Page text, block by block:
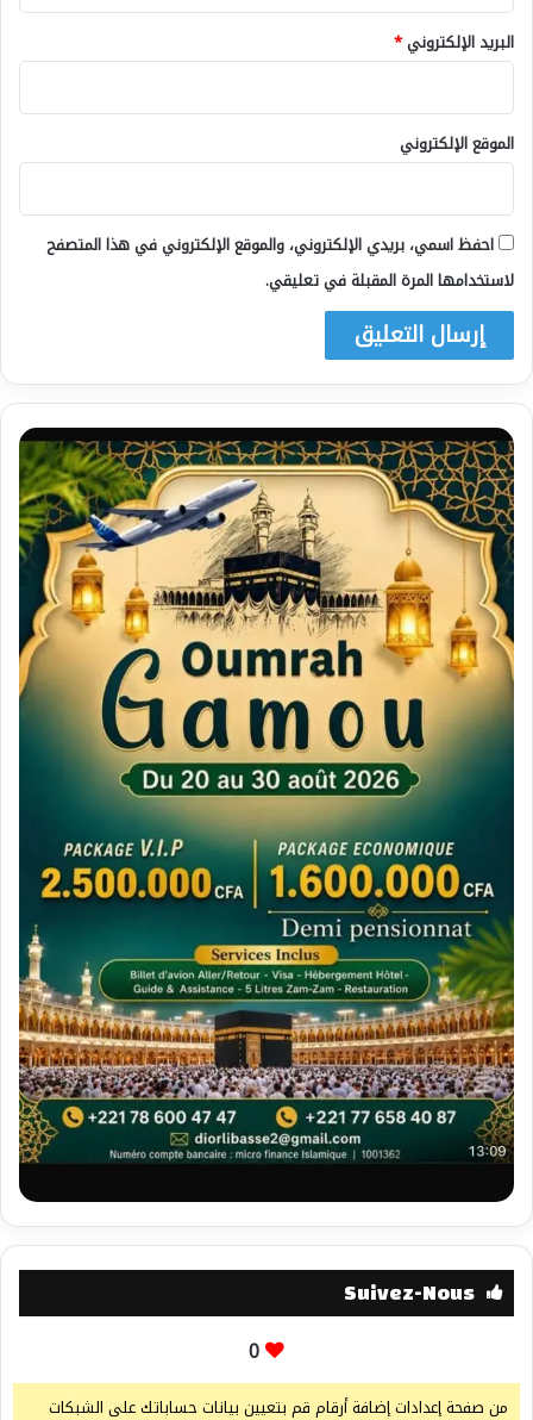
البريد الإلكتروني*
الموقع الإلكتروني
احفظ اسمي، بريدي الإلكتروني، والموقع الإلكتروني في هذا المتصفح
لاستخدامها المرة المقبلة في تعليقي.
Suivez-Nous
0
من صفحة إعدادات إضافة أرقام قم بتعيين بيانات حساباتك على الشبكات